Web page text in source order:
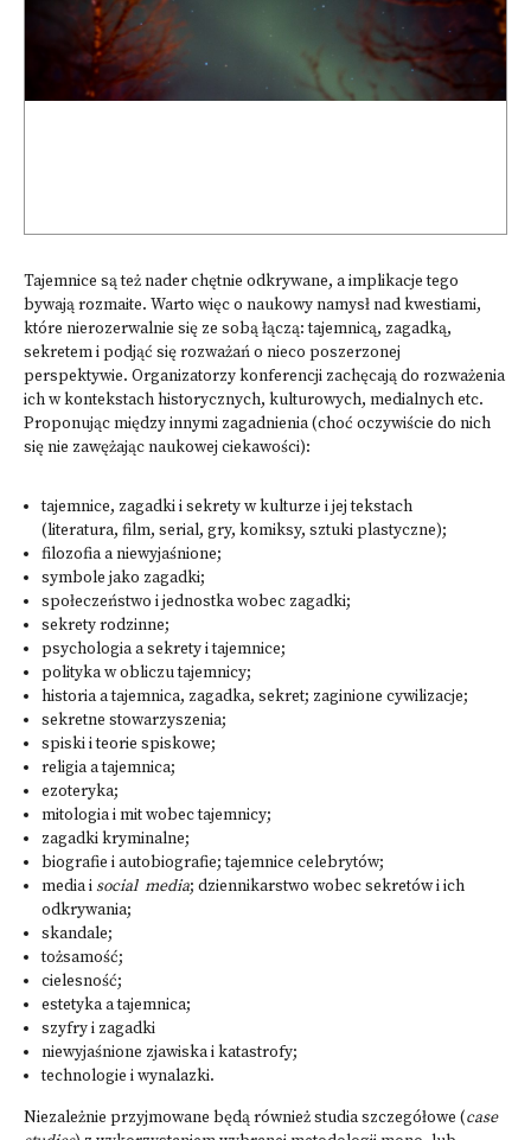
Tajemnice są też nader chętnie odkrywane, a implikacje tego
bywają rozmaite. Warto więc o naukowy namysł nad kwestiami,
które nierozerwalnie się ze sobą łączą: tajemnicą, zagadką,
sekretem i podjąć się rozważań o nieco poszerzonej
perspektywie. Organizatorzy konferencji zachęcają do rozważenia
ich w kontekstach historycznych, kulturowych, medialnych etc.
Proponując między innymi zagadnienia (choć oczywiście do nich
się nie zawężając naukowej ciekawości):
tajemnice, zagadki i sekrety w kulturze i jej tekstach
(literatura, film, serial, gry, komiksy, sztuki plastyczne);
filozofia a niewyjaśnione;
symbole jako zagadki;
społeczeństwo i jednostka wobec zagadki;
sekrety rodzinne;
psychologia a sekrety i tajemnice;
polityka w obliczu tajemnicy;
historia a tajemnica, zagadka, sekret; zaginione cywilizacje;
sekretne stowarzyszenia;
spiski i teorie spiskowe;
religia a tajemnica;
ezoteryka;
mitologia i mit wobec tajemnicy;
zagadki kryminalne;
biografie i autobiografie; tajemnice celebrytów;
media isocial media; dziennikarstwo wobec sekretów i ich
odkrywania;
skandale;
tożsamość;
cielesność;
estetyka a tajemnica;
szyfry i zagadki
niewyjaśnione zjawiska i katastrofy;
technologie i wynalazki.
Niezależnie przyjmowane będą również studia szczegółowe (case